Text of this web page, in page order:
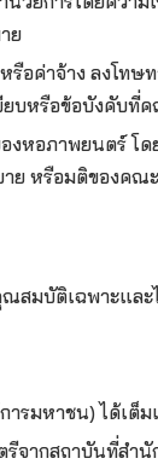
ย
อค่าจ้าง ลงโท
ยบหรือข้อบังคับที่
องหอภาพยนตร์
ย หรือมติของคณ
สมบัติเฉพาะแล
รมหาชน) ได้เต็ม
จากสถาบันที่สำ